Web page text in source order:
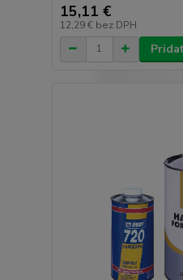
15,11 €
12,29 € bez DPH